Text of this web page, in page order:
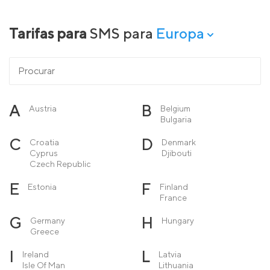
Tarifas para SMS para Europa
A Austria B
Belgium
Bulgaria
C
Croatia
Cyprus
Czech Republic
D
Denmark
Djibouti
E Estonia F
Finland
France
G
Germany
Greece
H Hungary
I
Ireland
Isle Of Man
L
Latvia
Lithuania